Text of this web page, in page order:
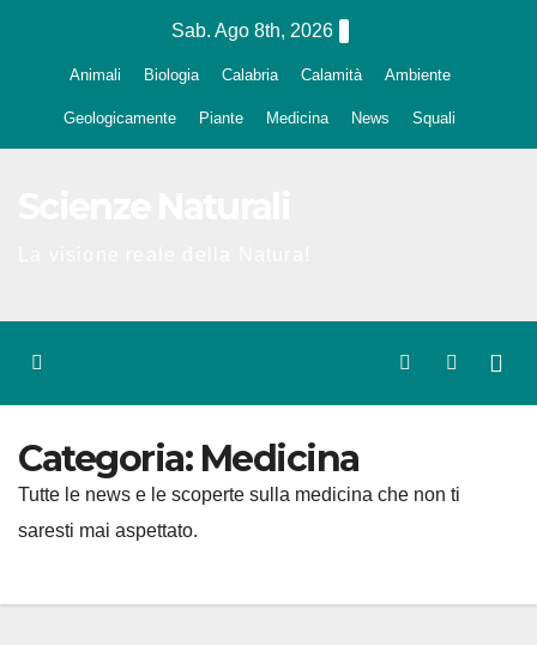
Sab. Ago 8th, 2026
Animali Biologia Calabria Calamità Ambiente
Geologicamente Piante Medicina News Squali
Categoria: Medicina
Tutte le news e le scoperte sulla medicina che non ti
saresti mai aspettato.